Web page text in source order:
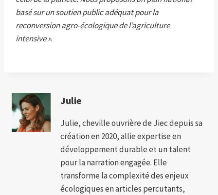
basé sur un soutien public adéquat pour la
reconversion agro-écologique de l’agriculture
intensive ».
Julie
Julie, cheville ouvrière de Jiec depuis sa
création en 2020, allie expertise en
développement durable et un talent
pour la narration engagée. Elle
transforme la complexité des enjeux
écologiques en articles percutants,